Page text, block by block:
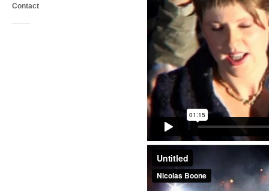
Contact